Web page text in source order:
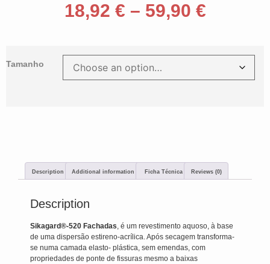
18,92 € – 59,90 €
Tamanho
Description Additional information ‎ Ficha Técnica Reviews (0)
Description
Sikagard®-520 Fachadas, é um revestimento aquoso, à base
de uma dispersão estireno-acrílica. Após secagem transforma-
se numa camada elasto- plástica, sem emendas, com
propriedades de ponte de fissuras mesmo a baixas